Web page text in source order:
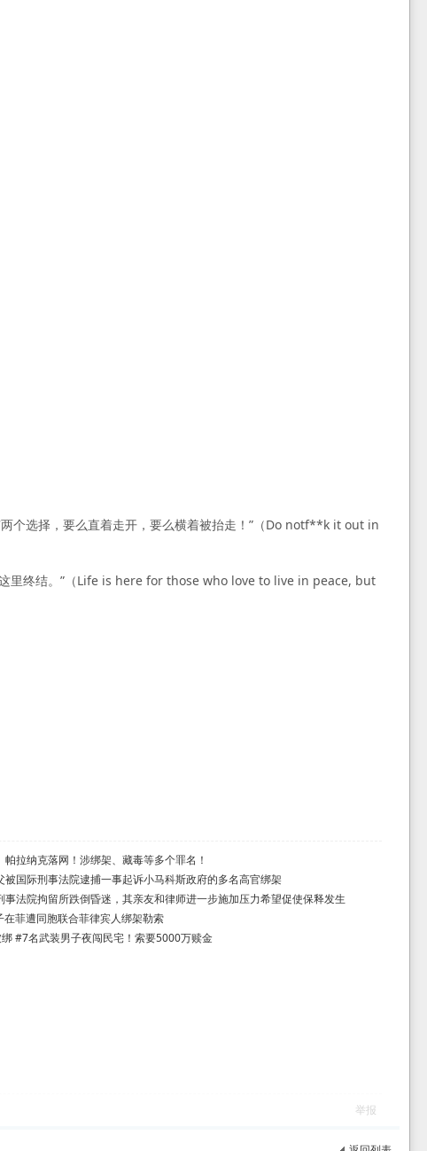
个选择，要么直着走开，要么横着被抬走！”（Do notf**k it out in
这里终结。”（Life is here for those who love to live in peace, but
帕拉纳克落网！涉绑架、藏毒等多个罪名！
被国际刑事法院逮捕一事起诉小马科斯政府的多名高官绑架
事法院拘留所跌倒昏迷，其亲友和律师进一步施加压力希望促使保释发生
菲遭同胞联合菲律宾人绑架勒索
#7名武装男子夜闯民宅！索要5000万赎金
举报